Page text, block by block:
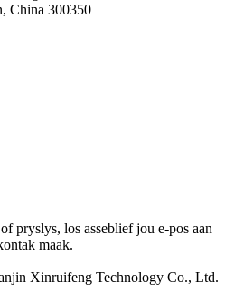
China 300350
pryslys, los asseblief jou e-pos aan
maak.
Xinruifeng Technology Co., Ltd.